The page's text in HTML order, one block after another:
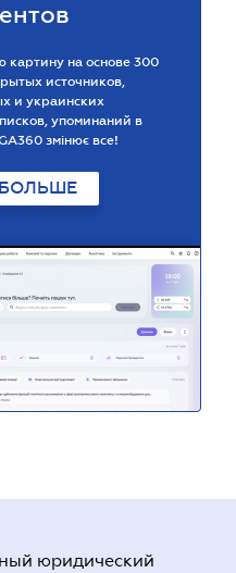
картину на основе 300
источников,
и украинских
упоминаний в
змінює все!
юридический